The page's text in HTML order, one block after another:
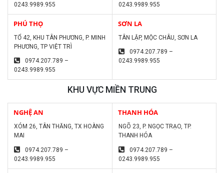
0243.9989.955
0243.9989.955
PHÚ THỌ
TỔ 42, KHU TÂN PHƯƠNG, P. MINH
PHƯƠNG, TP VIỆT TRÌ
0974.207.789 –
0243.9989.955
SƠN LA
TÂN LẬP, MỘC CHÂU, SƠN LA
0974.207.789 –
0243.9989.955
KHU VỰC MIỀN TRUNG
NGHỆ AN
XÓM 26, TÂN THĂNG, TX HOÀNG
MAI
0974.207.789 –
0243.9989.955
THANH HÓA
NGÕ 23, P. NGỌC TRẠO, TP.
THANH HÓA
0974.207.789 –
0243.9989.955